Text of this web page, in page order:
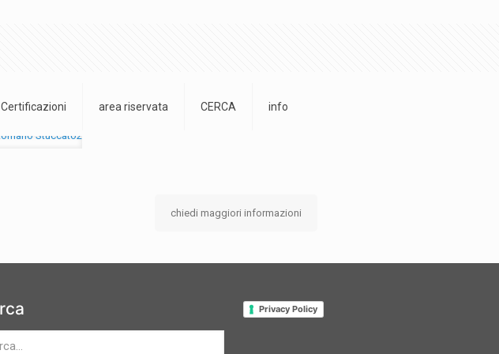
Certificazioni area riservata CERCA info
chiedi maggiori informazioni
Privacy Policy